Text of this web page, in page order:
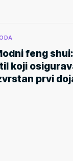
feng
koji
prvi